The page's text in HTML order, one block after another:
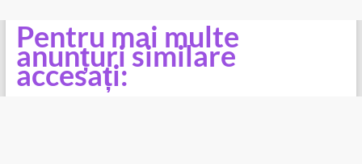
Pentru mai multe
anunțuri similare
accesați: